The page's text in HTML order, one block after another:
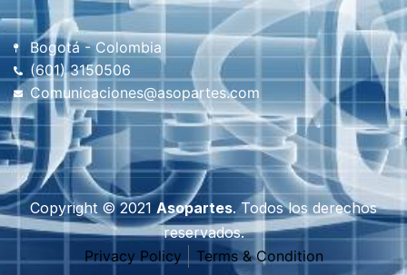
Bogotá - Colombia
(601) 3150506
Comunicaciones@asopartes.com
Copyright © 2021 Asopartes. Todos los derechos
reservados.
Privacy Policy
Terms & Condition